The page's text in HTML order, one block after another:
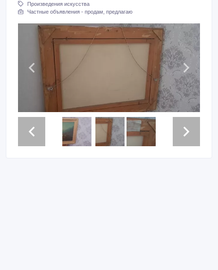
Произведения искусства
Частные объявления - продам, предлагаю